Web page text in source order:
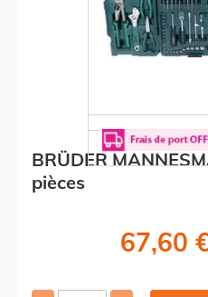
BRÜDER
pièces
67,60